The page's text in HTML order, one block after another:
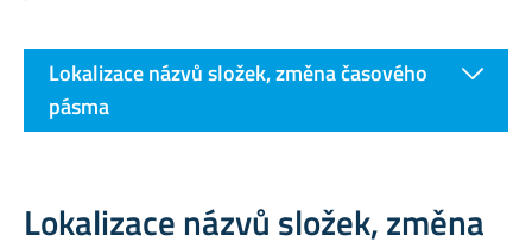
Lokalizace názvů složek, změna
Lokalizace názvů složek, změna časového
pásma